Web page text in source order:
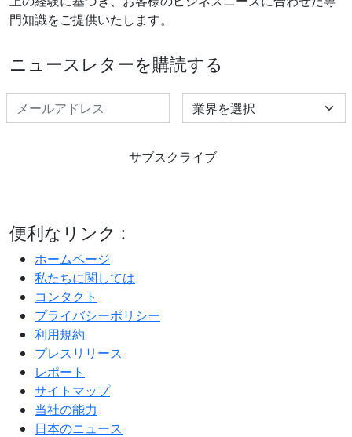
門知識をご提供いたします。
ニュースレターを購読する
Select Industry
サブスクライブ
便利なリンク :
ホームページ
私たちに関しては
コンタクト
プライバシーポリシー
利用規約
プレスリリース
レポート
サイトマップ
当社の能力
日本のニュース